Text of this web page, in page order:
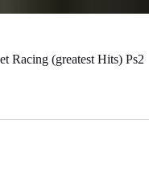
Racing (greatest Hits) Ps2